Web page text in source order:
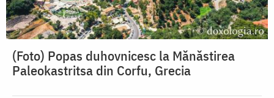
(Foto) Popas duhovnicesc la Mănăstirea
Paleokastritsa din Corfu, Grecia